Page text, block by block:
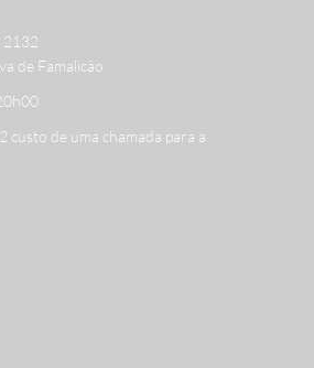
2132
de Famalicão
custo de uma chamada para a